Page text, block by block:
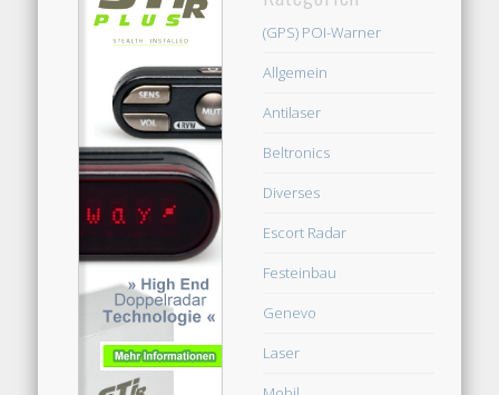
(GPS) POI-Warner
Allgemein
Antilaser
Beltronics
Diverses
Escort Radar
Festeinbau
Genevo
Laser